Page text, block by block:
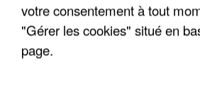
votre consentement à tout
"Gérer les cookies" situé en
page.